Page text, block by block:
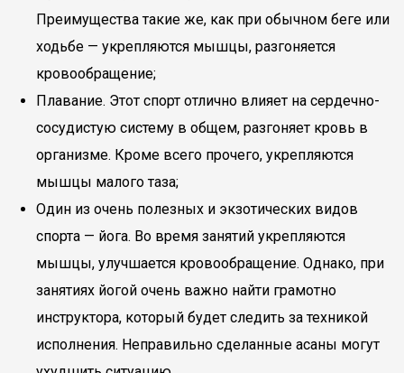
Преимущества такие же, как при обычном беге или
ходьбе — укрепляются мышцы, разгоняется
кровообращение;
Плавание. Этот спорт отлично влияет на сердечно-
сосудистую систему в общем, разгоняет кровь в
организме. Кроме всего прочего, укрепляются
мышцы малого таза;
Один из очень полезных и экзотических видов
спорта — йога. Во время занятий укрепляются
мышцы, улучшается кровообращение. Однако, при
занятиях йогой очень важно найти грамотно
инструктора, который будет следить за техникой
исполнения. Неправильно сделанные асаны могут